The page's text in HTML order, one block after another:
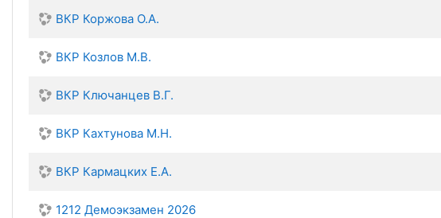
ВКР Коржова О.А.
ВКР Козлов М.В.
ВКР Ключанцев В.Г.
ВКР Кахтунова М.Н.
ВКР Кармацких Е.А.
1212 Демоэкзамен 2026